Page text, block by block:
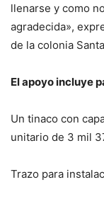
llenarse y como
agradecida»,
de la colonia
El apoyo incluye
Un tinaco con
unitario de 3 mil
Trazo para